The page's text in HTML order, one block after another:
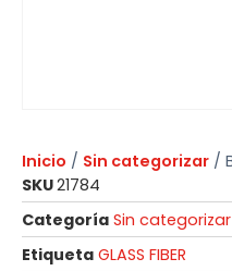
Inicio / Sin categorizar /
SKU21784
Categoría Sin categorizar
Etiqueta GLASS FIBER